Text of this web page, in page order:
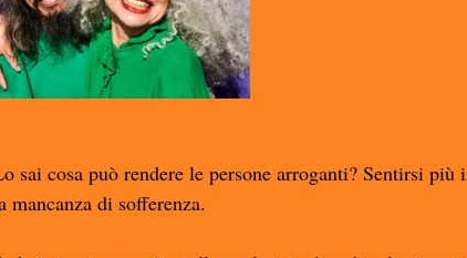
sai cosa può rendere le persone arroganti? Sentirsi
mancanza di sofferenza.